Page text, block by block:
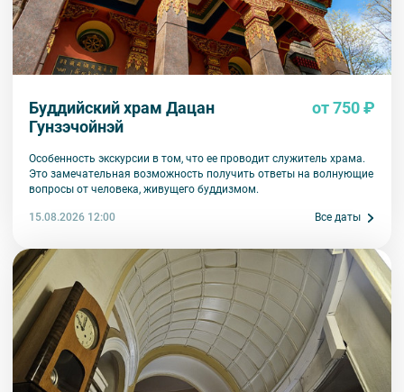
Буддийский храм Дацан
Гунзэчойнэй
от 750 ₽
Особенность экскурсии в том, что ее проводит служитель храма.
Это замечательная возможность получить ответы на волнующие
вопросы от человека, живущего буддизмом.
15.08.2026 12:00 Все даты